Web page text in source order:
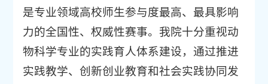
是专业领域高校师生参与度最高、最具影响
力的全国性、权威性赛事。我院十分重视动
物科学专业的实践育人体系建设，通过推进
实践教学、创新创业教育和社会实践协同发